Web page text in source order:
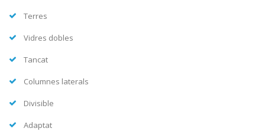
Terres
Vidres dobles
Tancat
Columnes laterals
Divisible
Adaptat